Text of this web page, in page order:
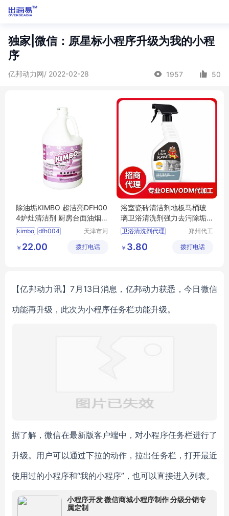
独家|微信：原星标小程序升级为我的小程
序
亿邦动力网/ 2022-02-28 1957 50
除油垢KIMBO 超洁亮DFH00
4炉灶清洁剂 厨房台面油烟机
清洗剂
kimbo dfh004
天津市河
清洁用品
￥ 22.00 拨打电话
浴室瓷砖清洁剂地板马桶玻
璃卫浴清洗剂强力去污除垢
代理
卫浴清洗剂代理
卫浴清洗剂招商
郑州代工
技有限公
￥ 3.80 拨打电话
【亿邦动力讯】7月13日消息，亿邦动力获悉，今日微信
功能再升级，此次为小程序任务栏功能升级。
据了解，微信在最新版客户端中，对小程序任务栏进行了
升级。用户可以通过下拉的动作，拉出任务栏，打开最近
使用过的小程序和“我的小程序”，也可以直接进入列表。
小程序开发 微信商城小程序制作 分级分销专
属定制